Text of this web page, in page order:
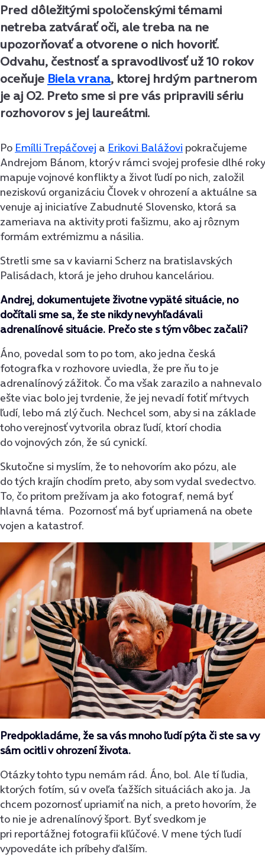
Pred dôležitými spoločenskými témami
netreba zatvárať oči, ale treba na ne
upozorňovať a otvorene o nich hovoriť.
Odvahu, čestnosť a spravodlivosť už 10 rokov
oceňuje Biela vrana, ktorej hrdým partnerom
je aj O2. Preto sme si pre vás pripravili sériu
rozhovorov s jej laureátmi.
Po Emílli Trepáčovej a Erikovi Balážovi pokračujeme
Andrejom Bánom, ktorý v rámci svojej profesie dlhé roky
mapuje vojnové konflikty a život ľudí po nich, založil
neziskovú organizáciu Človek v ohrození a aktuálne sa
venuje aj iniciatíve Zabudnuté Slovensko, ktorá sa
zameriava na aktivity proti fašizmu, ako aj rôznym
formám extrémizmu a násilia.
Stretli sme sa v kaviarni Scherz na bratislavských
Palisádach, ktorá je jeho druhou kanceláriou.
Andrej, dokumentujete životne vypäté situácie, no
dočítali sme sa, že ste nikdy nevyhľadávali
adrenalínové situácie. Prečo ste s tým vôbec začali?
Áno, povedal som to po tom, ako jedna česká
fotografka v rozhovore uviedla, že pre ňu to je
adrenalínový zážitok. Čo ma však zarazilo a nahnevalo
ešte viac bolo jej tvrdenie, že jej nevadí fotiť mŕtvych
ľudí, lebo má zlý čuch. Nechcel som, aby si na základe
toho verejnosť vytvorila obraz ľudí, ktorí chodia
do vojnových zón, že sú cynickí.
Skutočne si myslím, že to nehovorím ako pózu, ale
do tých krajín chodím preto, aby som vydal svedectvo.
To, čo pritom prežívam ja ako fotograf, nemá byť
hlavná téma. Pozornosť má byť upriamená na obete
vojen a katastrof.
Predpokladáme, že sa vás mnoho ľudí pýta či ste sa vy
sám ocitli v ohrození života.
Otázky tohto typu nemám rád. Áno, bol. Ale tí ľudia,
ktorých fotím, sú v oveľa ťažších situáciách ako ja. Ja
chcem pozornosť upriamiť na nich, a preto hovorím, že
to nie je adrenalínový šport. Byť svedkom je
pri reportážnej fotografii kľúčové. V mene tých ľudí
vypovedáte ich príbehy ďalším.